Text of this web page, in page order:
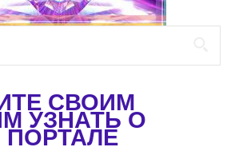
СВОИМ
УЗНАТЬ О